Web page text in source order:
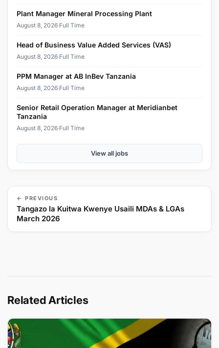
Plant Manager Mineral Processing Plant
August 8, 2026·Full Time
Head of Business Value Added Services (VAS)
August 8, 2026·Full Time
PPM Manager at AB InBev Tanzania
August 8, 2026·Full Time
Senior Retail Operation Manager at Meridianbet
Tanzania
August 8, 2026·Full Time
View all jobs
← PREVIOUS
Tangazo la Kuitwa Kwenye Usaili MDAs & LGAs
March 2026
Related Articles